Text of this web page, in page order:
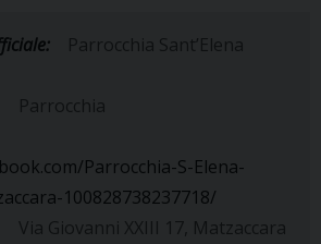
Parrocchia Sant’Elena
Parrocchia
Parrocchia-S-Elena-
100828738237718/
Via Giovanni XXIII 17, Matzaccara